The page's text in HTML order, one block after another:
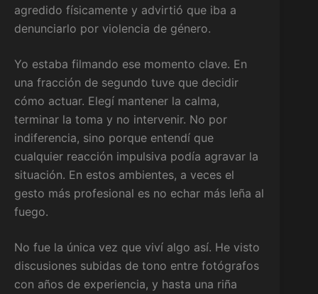
agredido físicamente y advirtió que iba a
denunciarlo por violencia de género.
Yo estaba filmando ese momento clave. En
una fracción de segundo tuve que decidir
cómo actuar. Elegí mantener la calma,
terminar la toma y no intervenir. No por
indiferencia, sino porque entendí que
cualquier reacción impulsiva podía agravar la
situación. En estos ambientes, a veces el
gesto más profesional es no echar más leña al
fuego.
No fue la única vez que viví algo así. He visto
discusiones subidas de tono entre fotógrafos
con años de experiencia, y hasta una riña